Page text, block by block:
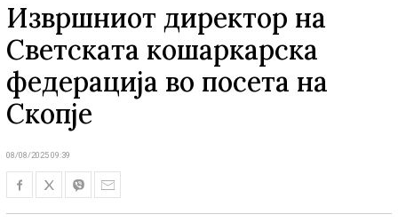
Извршниот директор на
Светската кошаркарска
федерација во посета на
Скопје
08/08/2025 09:39